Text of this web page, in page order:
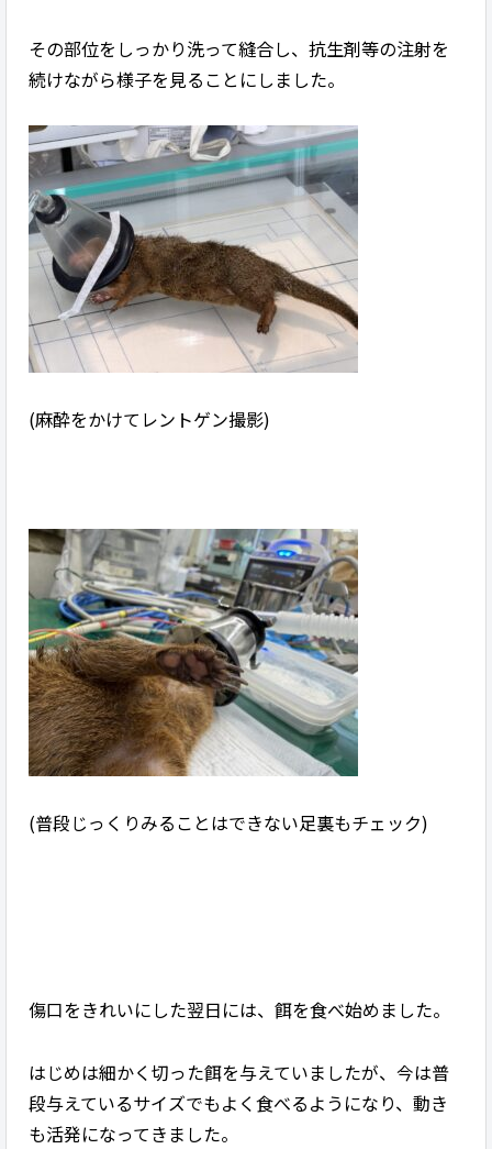
その部位をしっかり洗って縫合し、抗生剤等の注射を
続けながら様子を見ることにしました。
(麻酔をかけてレントゲン撮影)
(普段じっくりみることはできない足裏もチェック)
傷口をきれいにした翌日には、餌を食べ始めました。
はじめは細かく切った餌を与えていましたが、今は普
段与えているサイズでもよく食べるようになり、動き
も活発になってきました。